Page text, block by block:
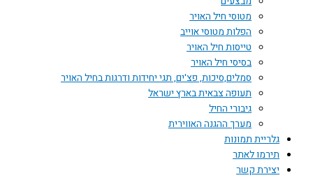
מטוסי חיל האויר
הפלות מטוסי אוייב
טייסות חיל האויר
בסיסי חיל האויר
סמלים,סיכות, פצ'ים, תגי יחידות ודרגות בחיל האויר
תעופה צבאית בארץ ישראל
גיבורי החיל
מערך ההגנה האווירית
גלריית תמונות
תירמו לאתר
יצירת קשר